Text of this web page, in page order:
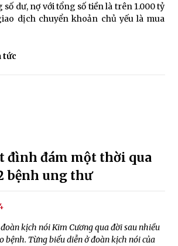
số dư, nợ với tổng số tiền là trên 1.000 tỷ
dịch chuyển khoản chủ yếu là mua
tức
đình đám một thời qua
bệnh ung thư
kịch nói Kim Cương qua đời sau nhiều
bệnh. Từng biểu diễn ở đoàn kịch nói của